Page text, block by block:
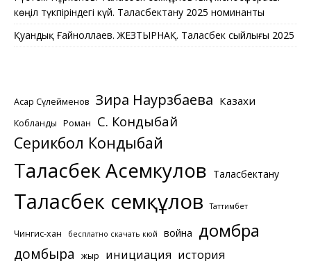
көңіл түкпіріндегі күй. Таласбектану 2025 номинанты
Қуандық Ғайноллаев. ЖЕЗТЫРНАҚ. Таласбек сыйлығы 2025
Асқар Сүлейменов Зира Наурзбаева Казахи
Кобланды Роман С. Кондыбай
Серикбол Кондыбай
Таласбек Асемкулов Таласбектану
Таласбек Әсемқұлов Таттимбет
Чингис-хан бесплатно скачать кюй война домбра
домбыра жыр инициация история